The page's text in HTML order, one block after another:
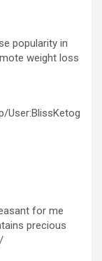
popularity in
weight loss
User:BlissKetog
for me
precious